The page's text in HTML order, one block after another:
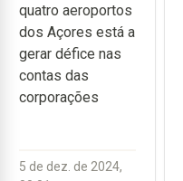
quatro aeroportos
dos Açores está a
gerar défice nas
contas das
corporações
5 de dez. de 2024,